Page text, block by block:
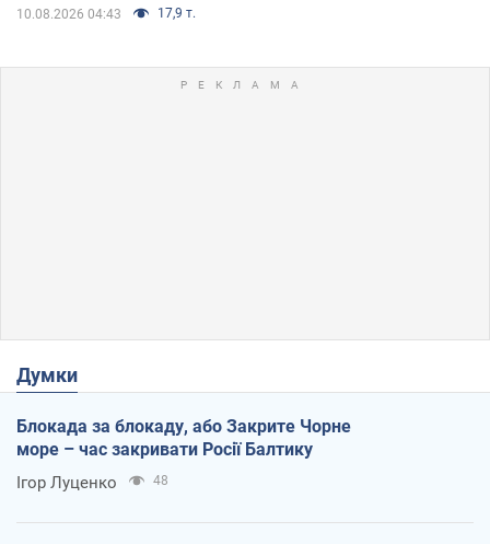
10.08.2026 04:43 17,9 т.
Думки
Блокада за блокаду, або Закрите Чорне
море – час закривати Росії Балтику
Ігор Луценко 48